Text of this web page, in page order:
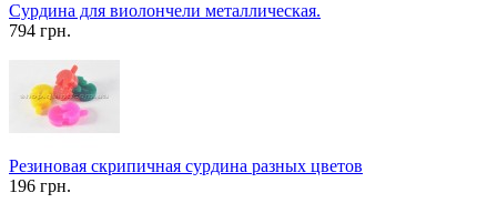
Сурдина для виолончели металлическая.
794 грн.
Резиновая скрипичная сурдина разных цветов
196 грн.